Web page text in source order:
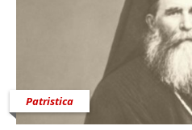
Patristica